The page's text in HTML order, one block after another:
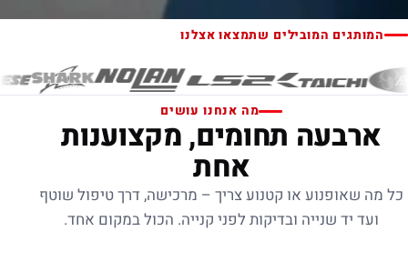
המותגים המובילים שתמצאו אצלנו
מה אנחנו עושים
ארבעה תחומים, מקצוענות
אחת
כל מה שאופנוע או קטנוע צריך – מרכישה, דרך טיפול שוטף
ועד יד שנייה ובדיקות לפני קנייה. הכול במקום אחד.